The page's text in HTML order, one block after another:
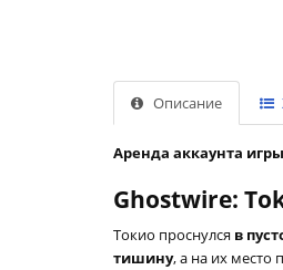
Описание
Аренда аккаунта
Ghostwire:
Токио проснулся в
тишину, а на их место